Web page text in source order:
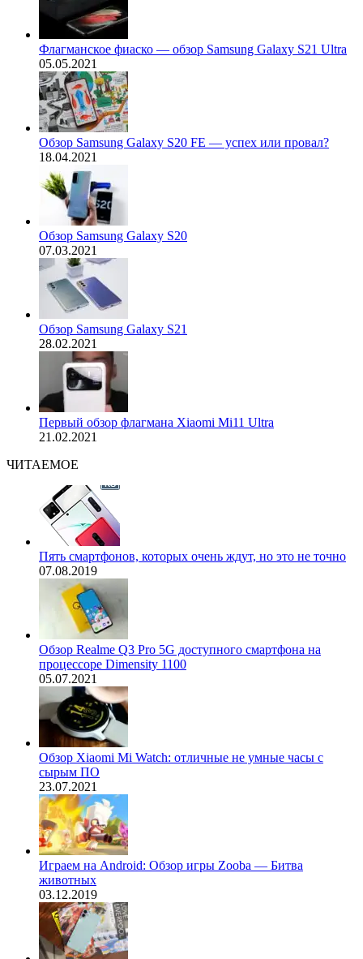
Флагманское фиаско — обзор Samsung Galaxy S21 Ultra
05.05.2021
Обзор Samsung Galaxy S20 FE — успех или провал?
18.04.2021
Обзор Samsung Galaxy S20
07.03.2021
Обзор Samsung Galaxy S21
28.02.2021
Первый обзор флагмана Xiaomi Mi11 Ultra
21.02.2021
ЧИТАЕМОЕ
Пять смартфонов, которых очень ждут, но это не точно
07.08.2019
Обзор Realme Q3 Pro 5G доступного смартфона на
процессоре Dimensity 1100
05.07.2021
Обзор Xiaomi Mi Watch: отличные не умные часы с
сырым ПО
23.07.2021
Играем на Android: Обзор игры Zooba — Битва
животных
03.12.2019